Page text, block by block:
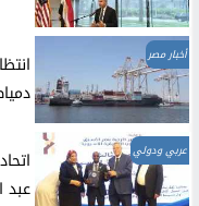
أخبار مصر
عربي ودولي
عبد